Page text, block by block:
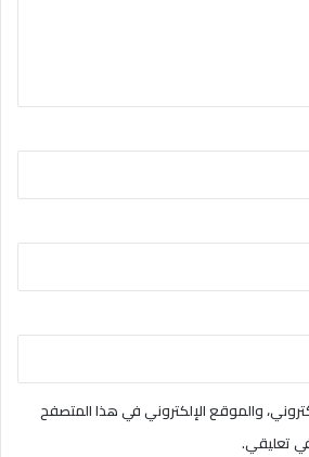
والموقع الإلكتروني في هذا المتصفح
تعليقي.